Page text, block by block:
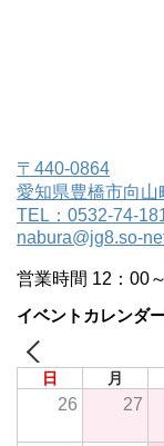
〒440-0864
愛知県豊橋市向山
TEL：0532-74-
nabura@jg8.so-
営業時間 12：00
イベントカレンダ
日 月
26 27